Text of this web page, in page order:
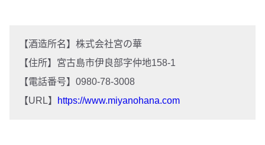
【酒造所名】株式会社宮の華
【住所】宮古島市伊良部字仲地158-1
【電話番号】0980-78-3008
【URL】
https://www.miyanohana.com